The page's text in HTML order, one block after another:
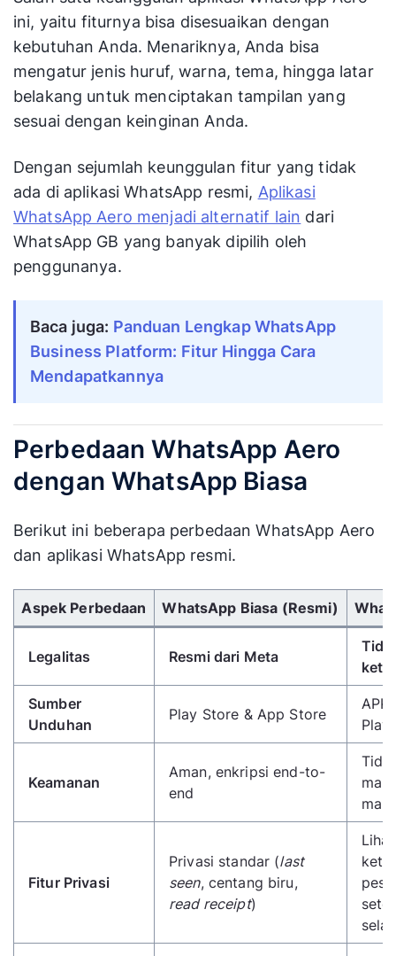
ini, yaitu fiturnya bisa disesuaikan dengan
kebutuhan Anda. Menariknya, Anda bisa
mengatur jenis huruf, warna, tema, hingga latar
belakang untuk menciptakan tampilan yang
sesuai dengan keinginan Anda.
Dengan sejumlah keunggulan fitur yang tidak
ada di aplikasi WhatsApp resmi, Aplikasi
WhatsApp Aero menjadi alternatif lain dari
WhatsApp GB yang banyak dipilih oleh
penggunanya.
Baca juga: Panduan Lengkap WhatsApp
Business Platform: Fitur Hingga Cara
Mendapatkannya
Perbedaan WhatsApp Aero
dengan WhatsApp Biasa
Berikut ini beberapa perbedaan WhatsApp Aero
dan aplikasi WhatsApp resmi.
Gunakan tombol panah kiri/kanan untuk
Aspek Perbedaan WhatsApp Biasa (Resmi)
Legalitas Resmi dari Meta
Sumber
Unduhan
Play Store & App Store
APK
Play
Keamanan
Aman, enkripsi end-to-
end
Fitur Privasi
Privasi standar (last
seen, centang biru,
read receipt)